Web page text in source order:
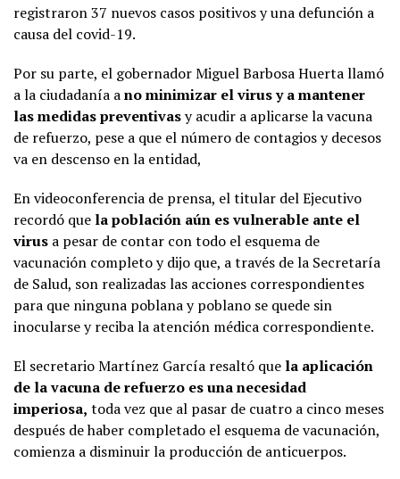
registraron 37 nuevos casos positivos y una defunción a
causa del covid-19.
Por su parte, el gobernador Miguel Barbosa Huerta llamó
a la ciudadanía ano minimizar el virus y a mantener
las medidas preventivasy acudir a aplicarse la vacuna
de refuerzo, pese a que el número de contagios y decesos
va en descenso en la entidad,
En videoconferencia de prensa, el titular del Ejecutivo
recordó que la población aún es vulnerable ante el
virus a pesar de contar con todo el esquema de
vacunación completo y dijo que, a través de la Secretaría
de Salud, son realizadas las acciones correspondientes
para que ninguna poblana y poblano se quede sin
inocularse y reciba la atención médica correspondiente.
El secretario Martínez García resaltó que la aplicación
de la vacuna de refuerzo es una necesidad
imperiosa, toda vez que al pasar de cuatro a cinco meses
después de haber completado el esquema de vacunación,
comienza a disminuir la producción de anticuerpos.